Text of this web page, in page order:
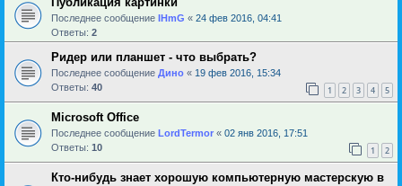
Последнее сообщение IHmG « 24 фев 2016, 04:41
Ответы: 2
Ридер или планшет - что выбрать?
Последнее сообщение Дино « 19 фев 2016, 15:34
Ответы: 40 1 2 3 4 5
Microsoft Office
Последнее сообщение LordTermor « 02 янв 2016, 17:51
Ответы: 10 1 2
Кто-нибудь знает хорошую компьютерную мастерскую в